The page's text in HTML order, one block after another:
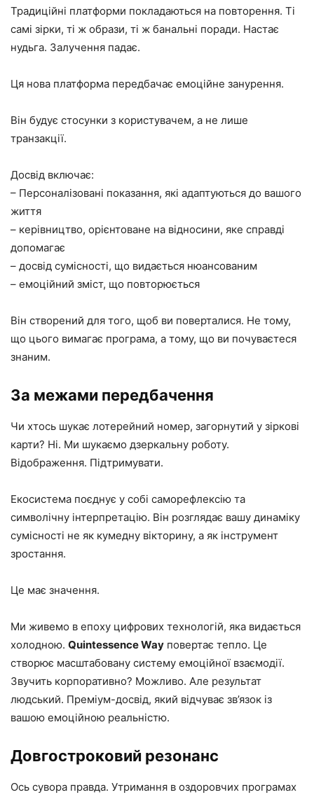
Традиційні платформи покладаються на повторення. Ті
самі зірки, ті ж образи, ті ж банальні поради. Настає
нудьга. Залучення падає.
Ця нова платформа передбачає емоційне занурення.
Він будує стосунки з користувачем, а не лише
транзакції.
Досвід включає:
– Персоналізовані показання, які адаптуються до вашого
життя
– керівництво, орієнтоване на відносини, яке справді
допомагає
– досвід сумісності, що видається нюансованим
– емоційний зміст, що повторюється
Він створений для того, щоб ви поверталися. Не тому,
що цього вимагає програма, а тому, що ви почуваєтеся
знаним.
За межами передбачення
Чи хтось шукає лотерейний номер, загорнутий у зіркові
карти? Ні. Ми шукаємо дзеркальну роботу.
Відображення. Підтримувати.
Екосистема поєднує у собі саморефлексію та
символічну інтерпретацію. Він розглядає вашу динаміку
сумісності не як кумедну вікторину, а як інструмент
зростання.
Це має значення.
Ми живемо в епоху цифрових технологій, яка видається
холодною. Quintessence Way повертає тепло. Це
створює масштабовану систему емоційної взаємодії.
Звучить корпоративно? Можливо. Але результат
людський. Преміум-досвід, який відчуває зв’язок із
вашою емоційною реальністю.
Довгостроковий резонанс
Ось сувора правда. Утримання в оздоровчих програмах